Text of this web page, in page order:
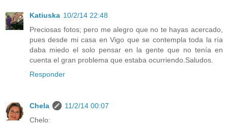
Katiuska 10/2/14 22:48
Preciosas fotos; pero me alegro que no te hayas acercado,
pues desde mi casa en Vigo que se contempla toda la ría
daba miedo el solo pensar en la gente que no tenía en
cuenta el gran problema que estaba ocurriendo.Saludos.
Responder
Chela
11/2/14 00:07
Chelo: